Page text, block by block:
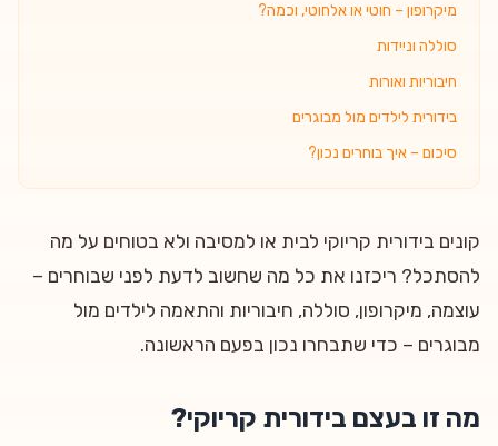
מיקרופון – חוטי או אלחוטי, וכמה?
סוללה וניידות
חיבוריות ואורות
בידורית לילדים מול מבוגרים
סיכום – איך בוחרים נכון?
קונים בידורית קריוקי לבית או למסיבה ולא בטוחים על מה
להסתכל? ריכזנו את כל מה שחשוב לדעת לפני שבוחרים –
עוצמה, מיקרופון, סוללה, חיבוריות והתאמה לילדים מול
מבוגרים – כדי שתבחרו נכון בפעם הראשונה.
מה זו בעצם בידורית קריוקי?